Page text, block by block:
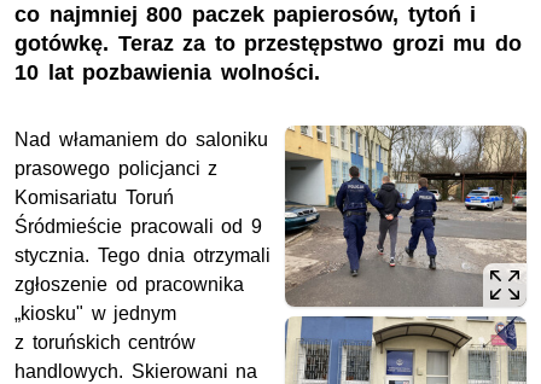
co najmniej 800 paczek papierosów, tytoń i
gotówkę. Teraz za to przestępstwo grozi mu do
10 lat pozbawienia wolności.
Nad włamaniem do saloniku
prasowego policjanci z
Komisariatu Toruń
Śródmieście pracowali od 9
stycznia. Tego dnia otrzymali
zgłoszenie od pracownika
„kiosku" w jednym
z toruńskich centrów
handlowych. Skierowani na